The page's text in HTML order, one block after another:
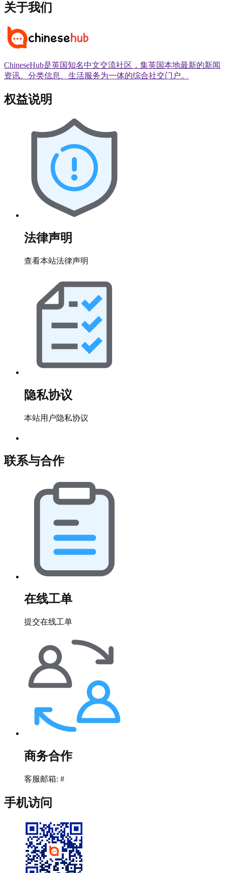
关于我们
ChineseHub是英国知名中文交流社区，集英国本地最新的新闻
资讯、分类信息、生活服务为一体的综合社交门户。
权益说明
法律声明
查看本站法律声明
隐私协议
本站用户隐私协议
联系与合作
在线工单
提交在线工单
商务合作
客服邮箱: #
手机访问